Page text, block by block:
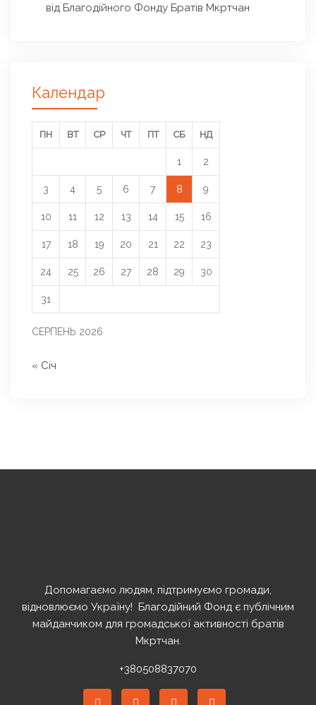
від Благодійного Фонду Братів Мкртчан
Календар
СЕРПЕНЬ 2026
ПН ВТ СР ЧТ ПТ СБ НД
1 2
3 4 5 6 7 8 9
10 11 12 13 14 15 16
17 18 19 20 21 22 23
24 25 26 27 28 29 30
31
« Січ
Допомагаємо людям, підтримуємо громади,
відновлюємо Україну! ️ Благодійний Фонд є публічним
майданчиком для громадської активності братів
Мкртчан.
+380508837070